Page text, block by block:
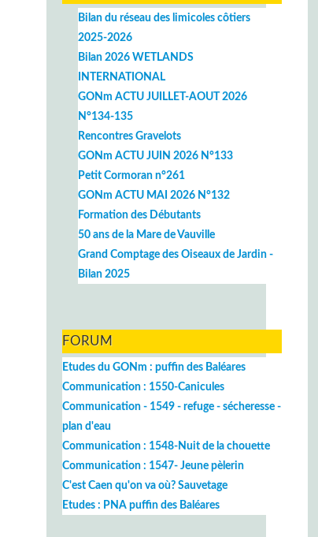
Bilan du réseau des limicoles côtiers
2025-2026
Bilan 2026 WETLANDS
INTERNATIONAL
GONm ACTU JUILLET-AOUT 2026
N°134-135
Rencontres Gravelots
GONm ACTU JUIN 2026 N°133
Petit Cormoran n°261
GONm ACTU MAI 2026 N°132
Formation des Débutants
50 ans de la Mare de Vauville
Grand Comptage des Oiseaux de Jardin -
Bilan 2025
FORUM
Etudes du GONm : puffin des Baléares
Communication : 1550-Canicules
Communication - 1549 - refuge - sécheresse -
plan d'eau
Communication : 1548-Nuit de la chouette
Communication : 1547- Jeune pèlerin
C'est Caen qu'on va où? Sauvetage
Etudes : PNA puffin des Baléares